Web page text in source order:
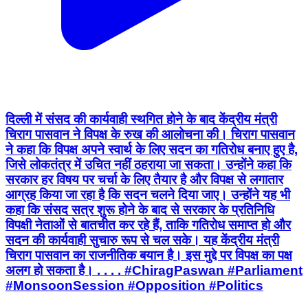
दिल्ली में संसद की कार्यवाही स्थगित होने के बाद केंद्रीय मंत्री
चिराग पासवान ने विपक्ष के रुख की आलोचना की। चिराग पासवान
ने कहा कि विपक्ष अपने स्वार्थ के लिए सदन का गतिरोध बनाए हुए है,
जिसे लोकतंत्र में उचित नहीं ठहराया जा सकता। उन्होंने कहा कि
सरकार हर विषय पर चर्चा के लिए तैयार है और विपक्ष से लगातार
आग्रह किया जा रहा है कि सदन चलने दिया जाए। उन्होंने यह भी
कहा कि संसद सत्र शुरू होने के बाद से सरकार के प्रतिनिधि
विपक्षी नेताओं से बातचीत कर रहे हैं, ताकि गतिरोध समाप्त हो और
सदन की कार्यवाही सुचारु रूप से चल सके। यह केंद्रीय मंत्री
चिराग पासवान का राजनीतिक बयान है। इस मुद्दे पर विपक्ष का पक्ष
अलग हो सकता है। . . . . #ChiragPaswan #Parliament
#MonsoonSession #Opposition #Politics